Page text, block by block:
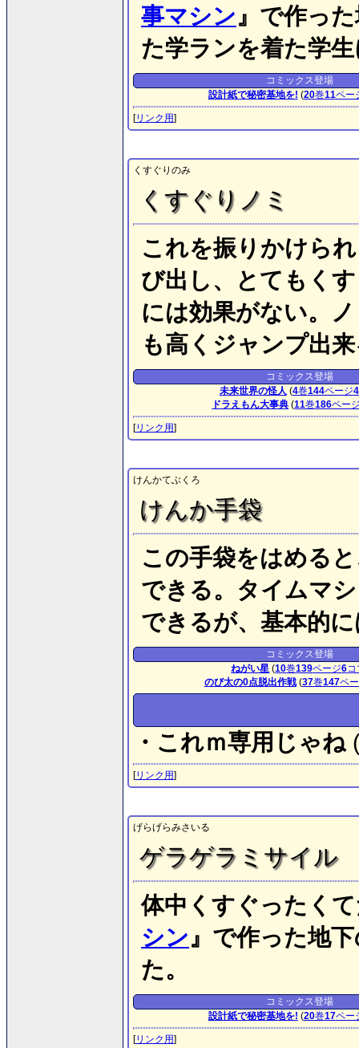
事マシン』で作っ
た学ランを着た学
コミックス登場
設計紙で秘密基地を! (20巻11ペー
[リンク用]
くすぐりのみ
くすぐりノミ
これを振りかけら
び出し、とてもく
には効果がない。
も高くジャンプ出
コミックス登場
未来世界の怪人 (4巻144ページ4
ドラえもん大事典 (11巻186ペー
[リンク用]
けんかてぶくろ
けんか手袋
この手袋をはめる
できる。タイムマ
できるが、基本的
コミックス登場
ねがい星 (10巻139ページ6コ
のび太の0点脱出作戦(37巻147ペ
・これｍ専用じゃね
[リンク用]
げらげらみさいる
ゲラゲラミサイル
体中くすぐったく
シン』で作った地
た。
コミックス登場
設計紙で秘密基地を! (20巻17ペー
[リンク用]